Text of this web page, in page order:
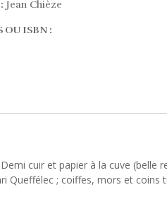
Jean Chièze
OU ISBN :
cuir et papier à la cuve
Queffélec ; coiffes, mors et